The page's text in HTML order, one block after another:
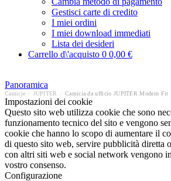
Gestisci carte di credito
I miei ordini
I miei download immediati
Lista dei desideri
Carrello d\'acquisto 0 0,00 €
Panoramica
Camicie JUPITER Camicia da ufficio JUPITER Modern Fit
Impostazioni dei cookie
Questo sito web utilizza cookie che sono
funzionamento tecnico del sito e vengono
cookie che hanno lo scopo di aumentare il
di questo sito web, servire pubblicità diretta
con altri siti web e social network vengono
vostro consenso.
Configurazione